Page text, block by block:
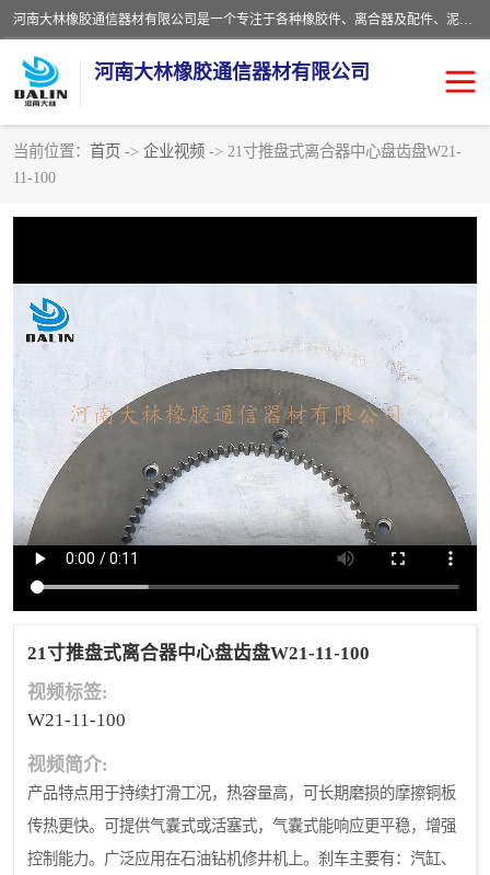
河南大林橡胶通信器材有限公司是一个专注于各种橡胶件、离合器及配件、泥浆泵及配件等产品设计制造和加工的企业。产品应用于矿山、冶金、石油、钢铁、化工、水泥、船舶、造纸、通用机械等各种大功率机械传动或制动装置。
河南大林橡胶通信器材有限公司
当前位置： 首页 -> 企业视频 -> 21寸推盘式离合器中心盘齿盘W21-
11-100
21寸推盘式离合器中心盘齿盘W21-11-100
视频标签:
W21-11-100
视频简介:
产品特点用于持续打滑工况，热容量高，可长期磨损的摩擦铜板
传热更快。可提供气囊式或活塞式，气囊式能响应更平稳，增强
控制能力。广泛应用在石油钻机修井机上。刹车主要有：汽缸、
推盘离合器
PO隔膜离合器 气胎离合器
泥浆泵空气包胶囊 气动元件
DY隔膜式离合器 CB离合器
KB离合器 实芯轮胎
PTO离合器 联轴器
橡胶件 液力端配件